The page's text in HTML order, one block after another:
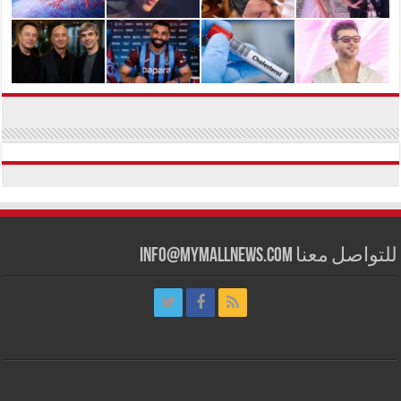
للتواصل معنا info@mymallnews.com